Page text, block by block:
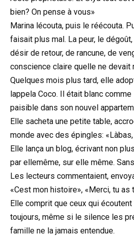
bien? On pense à vous»
Marina lécouta, puis le réécouta.
faisait plus mal. La peur, le
désir de retour, de rancune, de
conscience claire quelle ne devait
Quelques mois plus tard, elle
lappela Coco. Il était blanc
paisible dans son nouvel
Elle sacheta une petite table,
monde avec des épingles:
Elle lança un blog, écrivant non
par ellemême, sur elle même.
Les lecteurs commentaient,
«Cest mon histoire», «Merci, tu as
Elle comprit que ceux qui
toujours, même si le silence les
famille ne la jamais entendue.